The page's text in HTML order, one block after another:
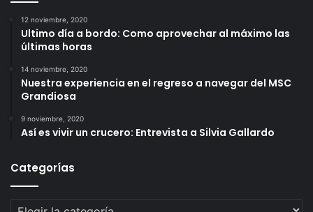
12 noviembre, 2020
Ultimo día a bordo: Como aprovechar al máximo las
últimas horas
14 noviembre, 2020
Nuestra experiencia en el regreso a navegar del MSC
Grandiosa
9 noviembre, 2020
Así es vivir un crucero: Entrevista a Silvia Gallardo
Categorías
Categorías